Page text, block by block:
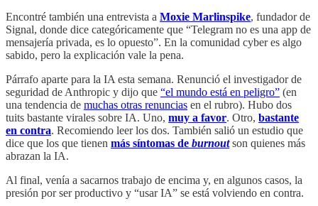
Encontré también una entrevista a Moxie Marlinspike, fundador de
Signal, donde dice categóricamente que “Telegram no es una app de
mensajería privada, es lo opuesto”. En la comunidad cyber es algo
sabido, pero la explicación vale la pena.
Párrafo aparte para la IA esta semana. Renunció el investigador de
seguridad de Anthropic y dijo que “el mundo está en peligro” (en
una tendencia de muchas otras renuncias en el rubro). Hubo dos
tuits bastante virales sobre IA. Uno, muy a favor. Otro, bastante
en contra. Recomiendo leer los dos. También salió un estudio que
dice que los que tienen más síntomas de burnoutson quienes más
abrazan la IA.
Al final, venía a sacarnos trabajo de encima y, en algunos casos, la
presión por ser productivo y “usar IA” se está volviendo en contra.